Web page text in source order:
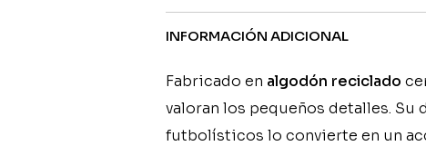
INFORMACIÓN ADICIONAL
Fabricado en algodón reciclado
valoran los pequeños detalles. Su
futbolísticos lo convierte en un